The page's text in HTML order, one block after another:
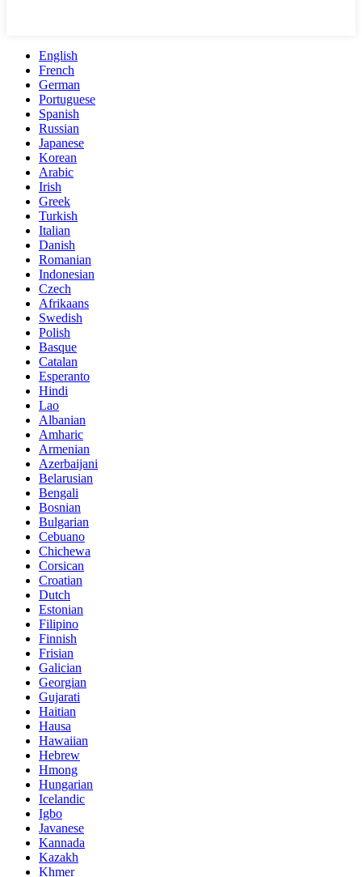
English
French
German
Portuguese
Spanish
Russian
Japanese
Korean
Arabic
Irish
Greek
Turkish
Italian
Danish
Romanian
Indonesian
Czech
Afrikaans
Swedish
Polish
Basque
Catalan
Esperanto
Hindi
Lao
Albanian
Amharic
Armenian
Azerbaijani
Belarusian
Bengali
Bosnian
Bulgarian
Cebuano
Chichewa
Corsican
Croatian
Dutch
Estonian
Filipino
Finnish
Frisian
Galician
Georgian
Gujarati
Haitian
Hausa
Hawaiian
Hebrew
Hmong
Hungarian
Icelandic
Igbo
Javanese
Kannada
Kazakh
Khmer